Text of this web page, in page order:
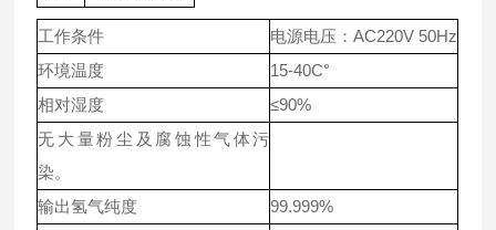
工作条件
电源电压：AC220V 50Hz
环境温度
15-40C°
相对湿度
≤90%
无大量粉尘及腐蚀性气体污
染。
输出氢气纯度
99.999%